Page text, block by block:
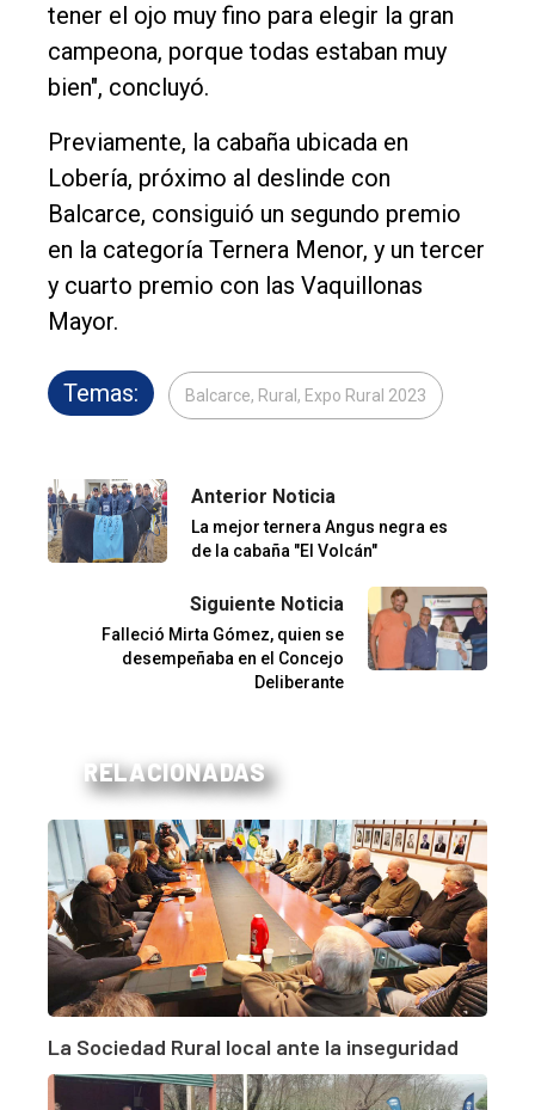
tener el ojo muy fino para elegir la gran
campeona, porque todas estaban muy
bien", concluyó.
Previamente, la cabaña ubicada en
Lobería, próximo al deslinde con
Balcarce, consiguió un segundo premio
en la categoría Ternera Menor, y un tercer
y cuarto premio con las Vaquillonas
Mayor.
Temas: Balcarce, Rural, Expo Rural 2023
Anterior Noticia
La mejor ternera Angus negra es
de la cabaña "El Volcán"
Siguiente Noticia
Falleció Mirta Gómez, quien se
desempeñaba en el Concejo
Deliberante
RELACIONADAS
La Sociedad Rural local ante la inseguridad